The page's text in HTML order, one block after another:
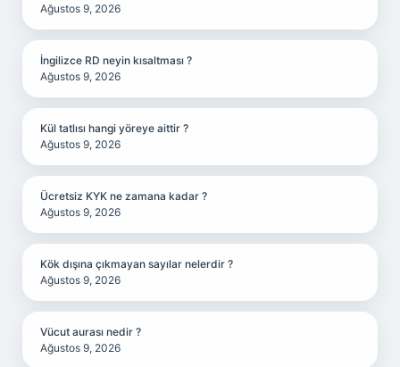
Ağustos 9, 2026
İngilizce RD neyin kısaltması ?
Ağustos 9, 2026
Kül tatlısı hangi yöreye aittir ?
Ağustos 9, 2026
Ücretsiz KYK ne zamana kadar ?
Ağustos 9, 2026
Kök dışına çıkmayan sayılar nelerdir ?
Ağustos 9, 2026
Vücut aurası nedir ?
Ağustos 9, 2026